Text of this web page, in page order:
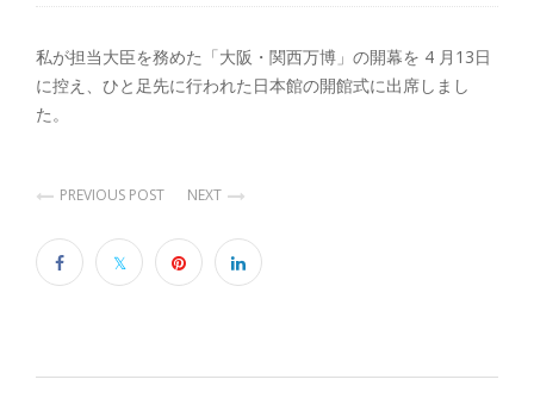
私が担当大臣を務めた「大阪・関西万博」の開幕を 4 月13日
に控え、ひと足先に行われた日本館の開館式に出席しまし
た。
PREVIOUS POST NEXT